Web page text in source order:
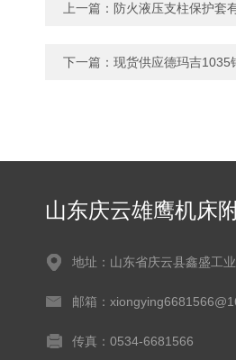
上一篇： 防火液压支柱保护套
下一篇： 现货供应德玛吉1035
山东庆云雄鹰机床
地址：山东省庆云县鑫盛工
邮箱：
传真：0534-6681566